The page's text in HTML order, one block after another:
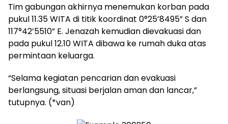
Tim gabungan akhirnya menemukan korban pada
pukul 11.35 WITA di titik koordinat 0°25’8495” S dan
117°42’5510” E. Jenazah kemudian dievakuasi dan
pada pukul 12.10 WITA dibawa ke rumah duka atas
permintaan keluarga.
“Selama kegiatan pencarian dan evakuasi
berlangsung, situasi berjalan aman dan lancar,”
tutupnya. (*van)